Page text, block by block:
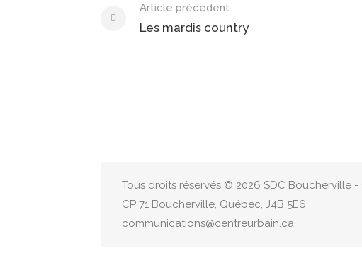
Article précédent
Les mardis country
Tous droits réservés © 2026 SDC Boucherville -
CP 71 Boucherville, Québec, J4B 5E6
communications@centreurbain.ca